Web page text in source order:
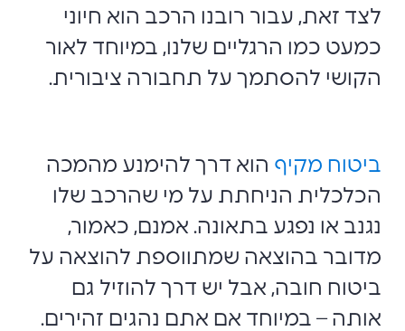
לצד זאת, עבור רובנו הרכב הוא חיוני
כמעט כמו הרגליים שלנו, במיוחד לאור
הקושי להסתמך על תחבורה ציבורית.
ביטוח מקיף הוא דרך להימנע מהמכה
הכלכלית הניחתת על מי שהרכב שלו
נגנב או נפגע בתאונה. אמנם, כאמור,
מדובר בהוצאה שמתווספת להוצאה על
ביטוח חובה, אבל יש דרך להוזיל גם
אותה – במיוחד אם אתם נהגים זהירים.